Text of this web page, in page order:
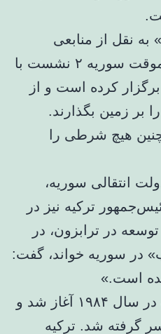
به نقل از منابعی
ناشناس نوشت: «دولت موقت سوریه ۲ نشست با
کرده‌ است و از
بر زمین بگذارند.
هیچ شرطی را
انتقالی سوریه،
ترکیه نیز در
در ترابزون، در
در سوریه خواند، گفت:
است.»
درگیری ترکیه با پ.ک.ک در سال ۱۹۸۴ آغاز شد و
از سر گرفته شد. ترکیه